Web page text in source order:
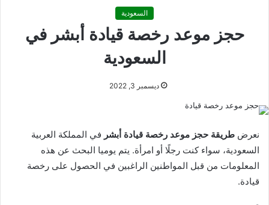
السعودية
حجز موعد رخصة قيادة أبشر في
السعودية
ديسمبر 3, 2022
نعرض طريقة حجز موعد رخصة قيادة أبشر في المملكة العربية
السعودية، سواء كنت رجلًا أو امرأة. يتم يوميا البحث عن هذه
المعلومات من قبل المواطنين الراغبين في الحصول على رخصة
قيادة.